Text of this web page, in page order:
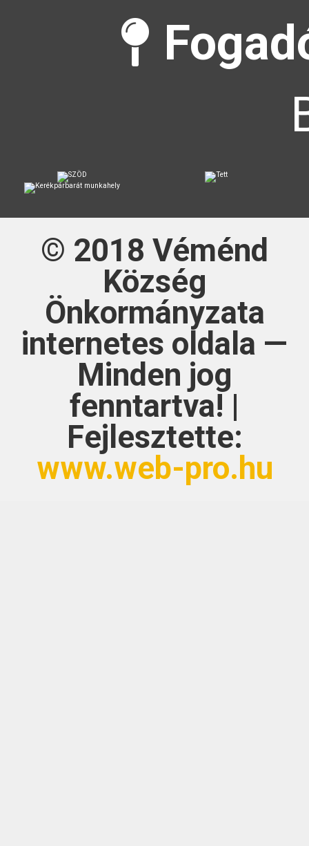
© 2018 Véménd
Község
Önkormányzata
internetes oldala —
Minden jog
fenntartva! |
Fejlesztette:
www.web-pro.hu